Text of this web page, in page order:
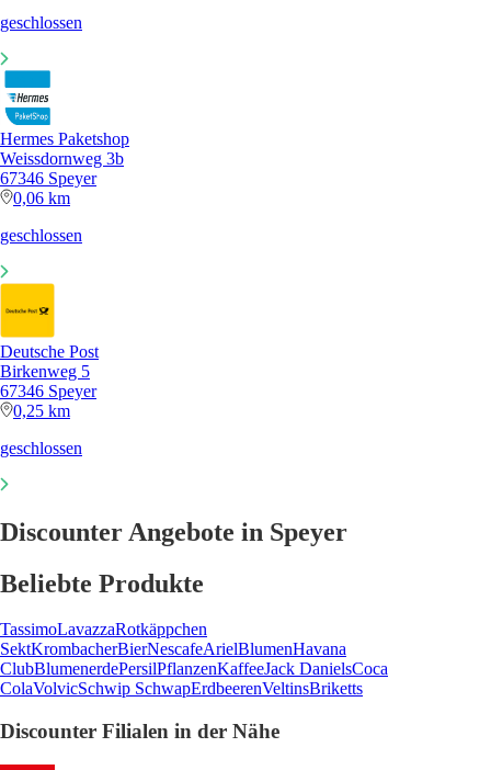
geschlossen
Hermes Paketshop
Weissdornweg 3b
67346 Speyer
0,06 km
geschlossen
Deutsche Post
Birkenweg 5
67346 Speyer
0,25 km
geschlossen
Discounter Angebote in Speyer
Beliebte Produkte
TassimoLavazzaRotkäppchen
SektKrombacherBierNescafeArielBlumenHavana
ClubBlumenerdePersilPflanzenKaffeeJack DanielsCoca
ColaVolvicSchwip SchwapErdbeerenVeltinsBriketts
Discounter Filialen in der Nähe